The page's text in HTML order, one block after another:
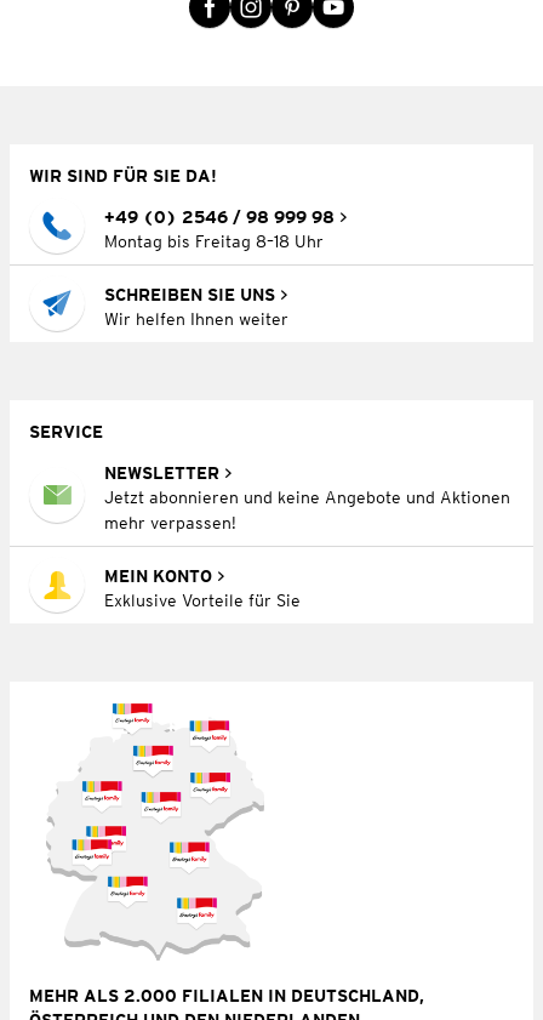
WIR SIND FÜR SIE DA!
+49 (0) 2546 / 98 999 98
Montag bis Freitag 8–18 Uhr
SCHREIBEN SIE UNS
Wir helfen Ihnen weiter
SERVICE
NEWSLETTER
Jetzt abonnieren und keine Angebote und Aktionen
mehr verpassen!
MEIN KONTO
Exklusive Vorteile für Sie
MEHR ALS 2.000 FILIALEN IN DEUTSCHLAND,